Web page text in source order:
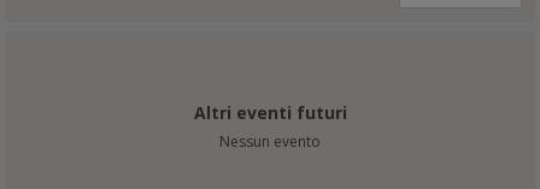
Altri eventi futuri
Nessun evento